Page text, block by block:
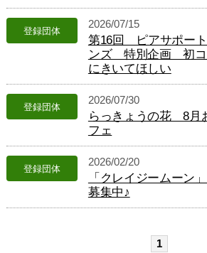
ジ
ン
登録団体
2026/07/15
第16回 ピアサポー
ンズ 特別企画 初
にきいてほしい
登録団体
2026/07/30
らっきょうの花 8月
フェ
登録団体
2026/02/20
「クレイジームーン
募集中♪
1